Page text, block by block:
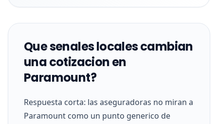
Que senales locales cambian
una cotizacion en
Paramount?
Respuesta corta: las aseguradoras no miran a
Paramount como un punto generico de